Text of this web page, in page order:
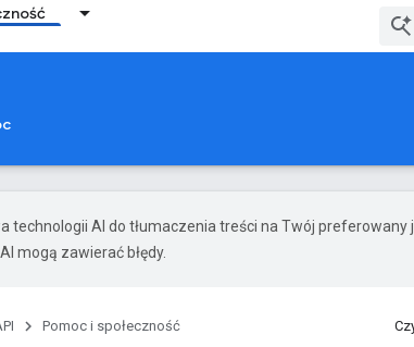
technologii AI do tłumaczenia treści na Twój preferowany
mogą zawierać błędy.
Pomoc i społeczność